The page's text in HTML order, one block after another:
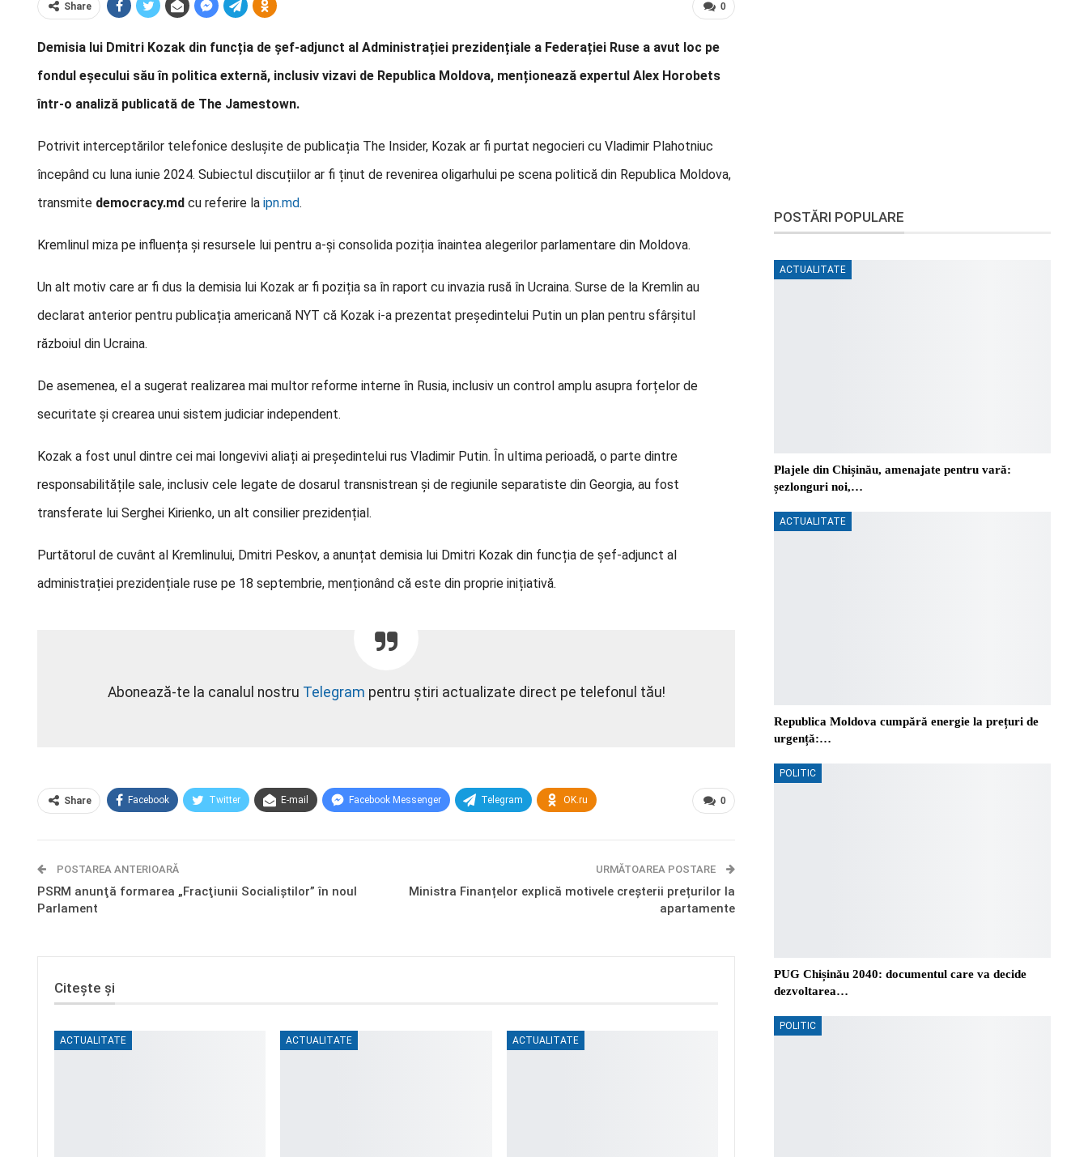
0
Share
Demisia lui Dmitri Kozak din funcția de șef-adjunct al Administrației prezidențiale a Federației Ruse a avut loc pe
fondul eșecului său în politica externă, inclusiv vizavi de Republica Moldova, menționează expertul Alex Horobets
într-o analiză publicată de The Jamestown.
Potrivit interceptărilor telefonice deslușite de publicația The Insider, Kozak ar fi purtat negocieri cu Vladimir Plahotniuc
începând cu luna iunie 2024. Subiectul discuțiilor ar fi ținut de revenirea oligarhului pe scena politică din Republica Moldova,
transmite democracy.md cu referire la ipn.md.
Kremlinul miza pe influența și resursele lui pentru a-și consolida poziția înaintea alegerilor parlamentare din Moldova.
Un alt motiv care ar fi dus la demisia lui Kozak ar fi poziția sa în raport cu invazia rusă în Ucraina. Surse de la Kremlin au
declarat anterior pentru publicația americană NYT că Kozak i-a prezentat președintelui Putin un plan pentru sfârșitul
războiul din Ucraina.
De asemenea, el a sugerat realizarea mai multor reforme interne în Rusia, inclusiv un control amplu asupra forțelor de
securitate și crearea unui sistem judiciar independent.
Kozak a fost unul dintre cei mai longevivi aliați ai președintelui rus Vladimir Putin. În ultima perioadă, o parte dintre
responsabilitățile sale, inclusiv cele legate de dosarul transnistrean și de regiunile separatiste din Georgia, au fost
transferate lui Serghei Kirienko, un alt consilier prezidențial.
Purtătorul de cuvânt al Kremlinului, Dmitri Peskov, a anunțat demisia lui Dmitri Kozak din funcția de șef-adjunct al
administrației prezidențiale ruse pe 18 septembrie, menționând că este din proprie inițiativă.
Abonează-te la canalul nostru Telegram pentru știri actualizate direct pe telefonul tău!
0
Share Facebook Twitter E-mail Facebook Messenger Telegram OK.ru
POSTAREA ANTERIOARĂ
PSRM anunţă formarea „Fracţiunii Socialiştilor” în noul
Parlament
URMĂTOAREA POSTARE
Ministra Finanțelor explică motivele creșterii prețurilor la
apartamente
Citește și
ACTUALITATE ACTUALITATE ACTUALITATE
POSTĂRI POPULARE
ACTUALITATE
Plajele din Chișinău, amenajate pentru vară:
șezlonguri noi,…
ACTUALITATE
Republica Moldova cumpără energie la prețuri de
urgență:…
POLITIC
PUG Chișinău 2040: documentul care va decide
dezvoltarea…
POLITIC